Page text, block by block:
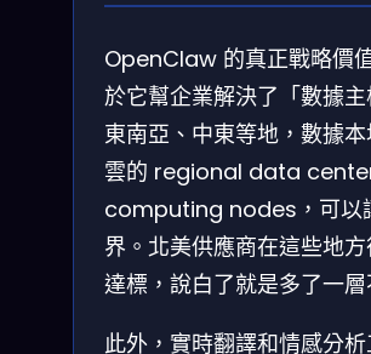
OpenClaw 的真正戰略價
於它幫企業解決了「數據
東南亞、中東等地，數據
雲的 regional data
computing nodes，可以
界。北美供應商在這些地
達標，說白了就是多了一層
此外，實時翻譯和情感分